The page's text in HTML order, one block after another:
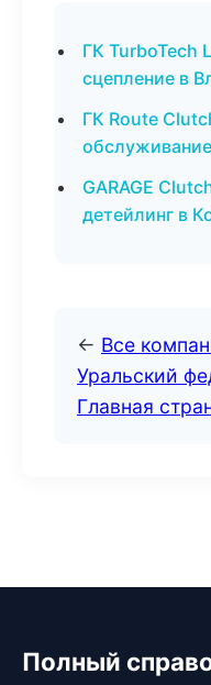
ГК TurboTech
сцепление в
ГК Route
GARAGE
детейлинг в
← Все
Уральский
Главная
Полный